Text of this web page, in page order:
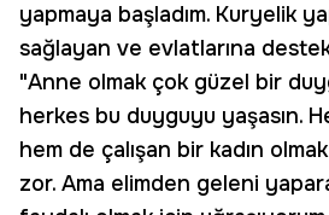
yapmaya başladım. Kuryelik
sağlayan ve evlatlarına
"Anne olmak çok güzel bir
herkes bu duyguyu yaşasın.
hem de çalışan bir kadın
zor. Ama elimden geleni